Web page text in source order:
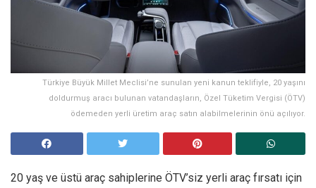
Türkiye Büyük Millet Meclisi’ne sunulan yeni kanun teklifiyle, 20 yaşını
doldurmuş aracı bulunan vatandaşların, Özel Tüketim Vergisi (ÖTV)
ödemeden yerli üretim araç satın alabilmelerinin önü açılıyor.
20 yaş ve üstü araç sahiplerine ÖTV’siz yerli araç fırsatı için